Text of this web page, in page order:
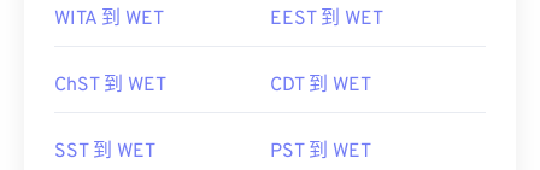
WITA 到 WET EEST 到 WET
ChST 到 WET CDT 到 WET
SST 到 WET PST 到 WET